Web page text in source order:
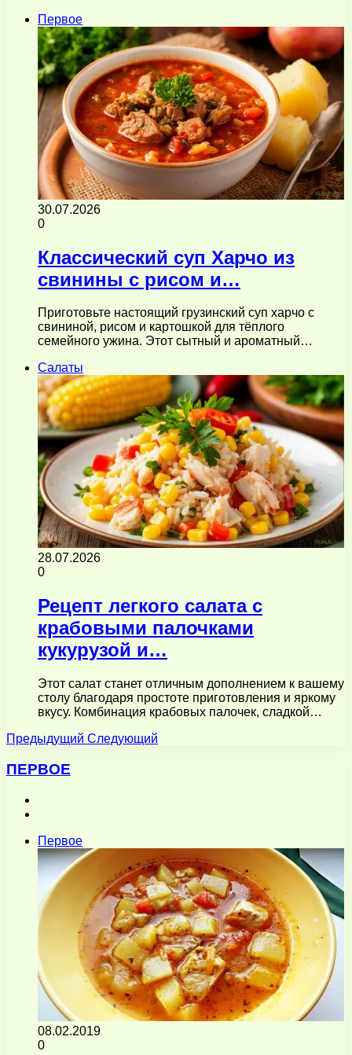
Первое
30.07.2026
0
Классический суп Харчо из
свинины с рисом и…
Приготовьте настоящий грузинский суп харчо с
свининой, рисом и картошкой для тёплого
семейного ужина. Этот сытный и ароматный…
Салаты
28.07.2026
0
Рецепт легкого салата с
крабовыми палочками
кукурузой и…
Этот салат станет отличным дополнением к вашему
столу благодаря простоте приготовления и яркому
вкусу. Комбинация крабовых палочек, сладкой…
Предыдущий Следующий
ПЕРВОЕ
Первое
08.02.2019
0